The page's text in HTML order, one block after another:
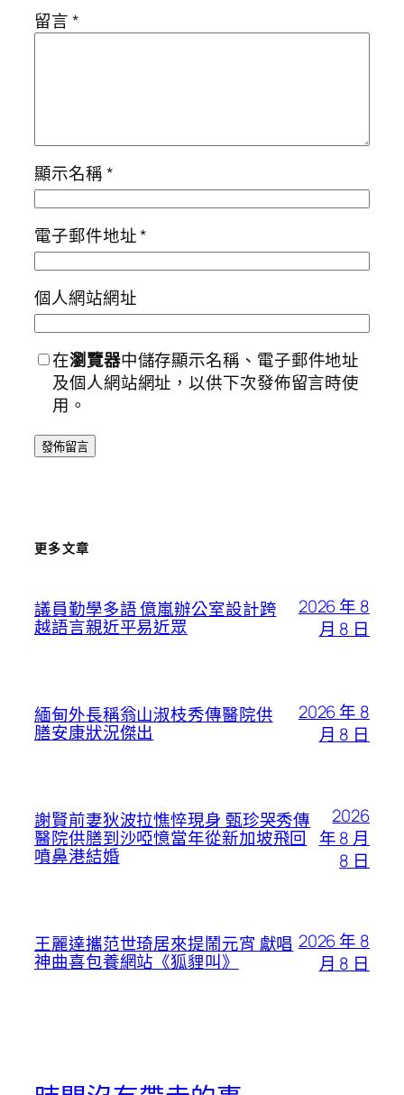
留言*
顯示名稱*
電子郵件地址*
個人網站網址
在瀏覽器中儲存顯示名稱、電子郵件地址
及個人網站網址，以供下次發佈留言時使
用。
更多文章
議員勤學多語 億嵐辦公室設計跨
越語言親近平易近眾
2026 年 8
月 8 日
緬甸外長稱翁山淑枝秀傳醫院供
膳安康狀況傑出
2026 年 8
月 8 日
謝賢前妻狄波拉憔悴現身 甄珍哭秀傳
醫院供膳到沙啞憶當年從新加坡飛回
噴鼻港結婚
2026
年 8 月
8 日
王麗達攜范世琦居來提鬧元宵 獻唱
神曲喜包養網站《狐貍叫》
2026 年 8
月 8 日